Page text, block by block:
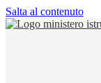
Salta al contenuto